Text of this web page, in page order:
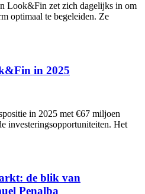
Look&Fin zet zich dagelijks in om
optimaal te begeleiden. Ze
in 2025
in 2025 met €67 miljoen
investeringsopportuniteiten. Het
de blik van
Penalba